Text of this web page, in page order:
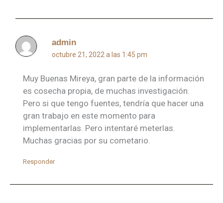
admin
octubre 21, 2022 a las 1:45 pm
Muy Buenas Mireya, gran parte de la información
es cosecha propia, de muchas investigación.
Pero si que tengo fuentes, tendría que hacer una
gran trabajo en este momento para
implementarlas. Pero intentaré meterlas.
Muchas gracias por su cometario.
Responder